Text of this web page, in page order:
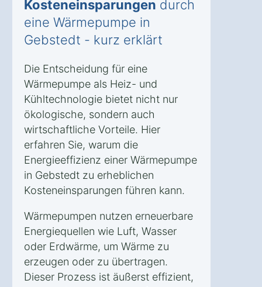
Kosteneinsparungen durch
eine Wärmepumpe in
Gebstedt - kurz erklärt
Die Entscheidung für eine
Wärmepumpe als Heiz- und
Kühltechnologie bietet nicht nur
ökologische, sondern auch
wirtschaftliche Vorteile. Hier
erfahren Sie, warum die
Energieeffizienz einer Wärmepumpe
in Gebstedt zu erheblichen
Kosteneinsparungen führen kann.
Wärmepumpen nutzen erneuerbare
Energiequellen wie Luft, Wasser
oder Erdwärme, um Wärme zu
erzeugen oder zu übertragen.
Dieser Prozess ist äußerst effizient,